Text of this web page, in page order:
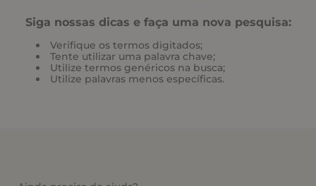
Siga nossas dicas e faça uma nova pesquisa:
Verifique os termos digitados;
Tente utilizar uma palavra chave;
Utilize termos genéricos na busca;
Utilize palavras menos específicas.